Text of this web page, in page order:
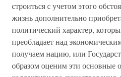
строиться с учетом этого
жизнь дополнительно
политический характер,
преобладает над
получаем нацию, или
образом оценим эти основные